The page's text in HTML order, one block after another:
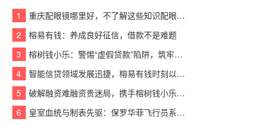
08:07:14 | 杨隐峰入选“2026浙商青年榜样”，
泛嘉数智创新引领企业服务升级
08:07:06 |
萤石携手北京字节跳动公益基金
会、火山引擎，以AI之眼点亮“少年奇遇季”暑期
公益研学
08:07:40 | 深化“一带一路”交流合作，六国慢
病防控代表团到访甘李药业
1
重庆配眼镜哪里好，不了解这些知识配眼镜会被坑！
2
榕易有钱：养成良好征信，借款不是难题
3
榕树钱小乐：警惕“虚假贷款”陷阱，筑牢反诈“防火墙”
4
智能信贷领域发展迅捷，榕易有钱时刻以客户为中心，回报每一份信任
5
破解融资难融资贵迷局，携手榕树钱小乐，让贷款成功触手可及
6
皇室血统与制表先驱：保罗华菲飞行员系列与百达翡丽Calatrava的百年对话